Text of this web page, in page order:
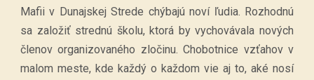
Mafii v Dunajskej Strede chýbajú noví ľudia. Rozhodnú
sa založiť strednú školu, ktorá by vychovávala nových
členov organizovaného zločinu. Chobotnice vzťahov v
malom meste, kde každý o každom vie aj to, aké nosí